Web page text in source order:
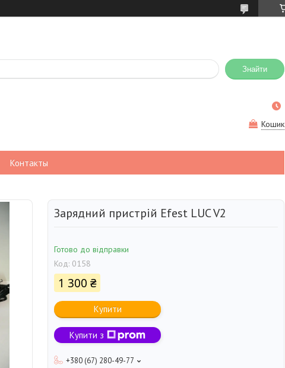
Знайти
Кошик
Контакты
Зарядний пристрій Efest LUC V2
Готово до відправки
Код: 0158
1 300 ₴
Купити
Купити з
+380 (67) 280-49-77